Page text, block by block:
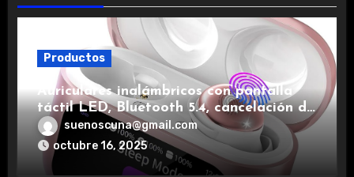
Productos
Auriculares inalámbricos con pantalla
táctil LED, Bluetooth 5.4, cancelación de
ruido, impermeables y de larga duración.
suenoscuna@gmail.com
octubre 16, 2025